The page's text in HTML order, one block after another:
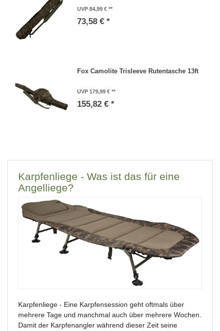
UVP 84,99 €
73,58 € *
Fox Camolite Trisleeve Rutentasche 13ft
UVP 179,99 €
155,82 € *
Karpfenliege - Was ist das für eine
Angelliege?
Karpfenliege - Eine Karpfensession geht oftmals über
mehrere Tage und manchmal auch über mehrere Wochen.
Damit der Karpfenangler während dieser Zeit seine